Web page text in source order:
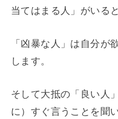
当てはまる人」がいる
「凶暴な人」は自分が
します。
そして大抵の「良い人
に）すぐ言うことを聞